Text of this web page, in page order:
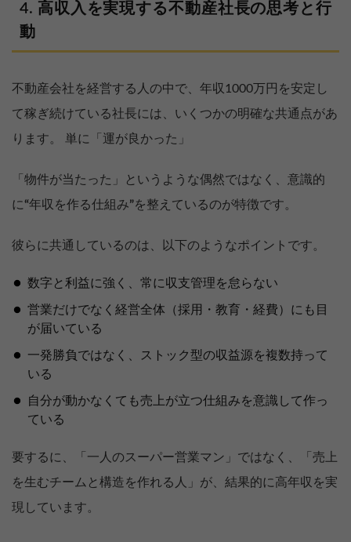
高収入を実現する不動産社長の思考と行
動
不動産会社を経営する人の中で、年収1000万円を安定し
て稼ぎ続けている社長には、いくつかの明確な共通点があ
ります。 単に「運が良かった」
「物件が当たった」というような偶然ではなく、意識的
に“年収を作る仕組み”を整えているのが特徴です。
彼らに共通しているのは、以下のようなポイントです。
数字と利益に強く、常に収支管理を怠らない
営業だけでなく経営全体（採用・教育・経費）にも目
が届いている
一発勝負ではなく、ストック型の収益源を複数持って
いる
自分が動かなくても売上が立つ仕組みを意識して作っ
ている
要するに、「一人のスーパー営業マン」ではなく、「売上
を生むチームと構造を作れる人」が、結果的に高年収を実
現しています。